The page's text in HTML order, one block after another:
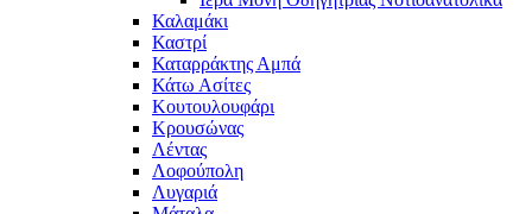
Καλαμάκι
Καστρί
Καταρράκτης Αμπά
Κάτω Ασίτες
Κουτουλουφάρι
Κρουσώνας
Λέντας
Λοφούπολη
Λυγαριά